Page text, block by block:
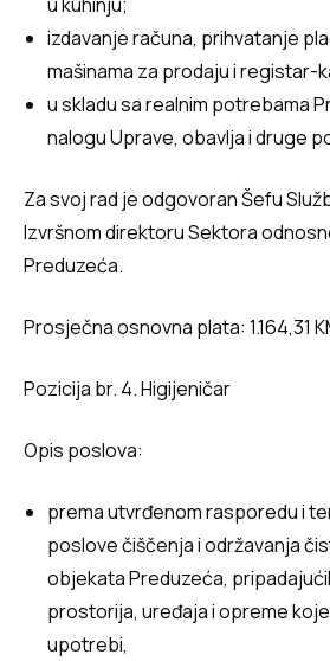
izdаvаnjе rаčunа, prihvаtаnjе
mаšinаmа zа prоdајu i rеgistаr-
u skladu sa realnim potrebama
nalogu Uprave, obavlja i druge
Za svoj rad je odgovoran Šefu
Izvršnom direktoru Sektora
Preduzeća.
Prosječna osnovna plata: 1.164,31
Pozicija br. 4. Higijeničar
Opis poslova:
prema utvrđenom rasporedu i
poslove čiščenja i održavanja
objekata Preduzeća,
prostorija, uređaja i opreme
upotrebi,